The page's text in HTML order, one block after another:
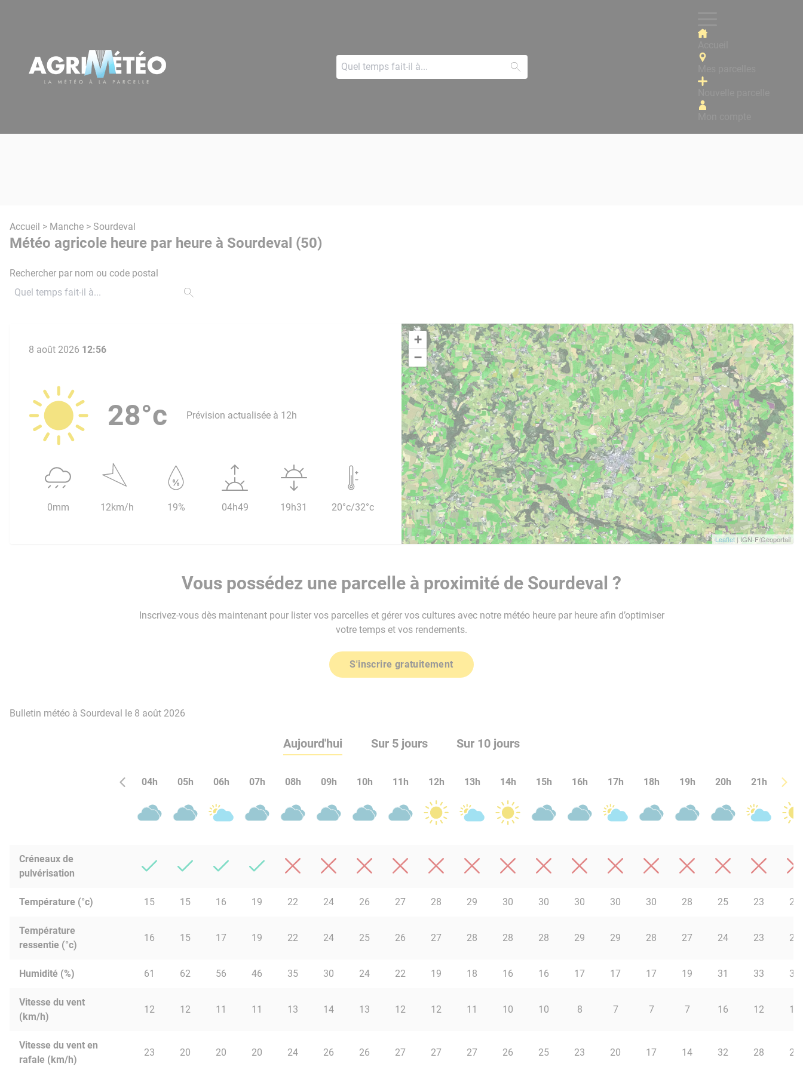
Accueil > Manche > Sourdeval
Météo agricole heure par heure à Sourdeval (50)
Rechercher par nom ou code postal
+
−
Leaflet | IGN-F/Geoportail
8 août 2026 12:56
28°c Prévision actualisée à 12h
0mm 12km/h 19% 04h49 19h31 20°c/32°c
Vous possédez une parcelle à proximité de Sourdeval ?
Inscrivez-vous dès maintenant pour lister vos parcelles et gérer vos cultures avec notre météo heure par heure afin d’optimiser
votre temps et vos rendements.
S'inscrire gratuitement
Bulletin météo à Sourdeval le 8 août 2026
Aujourd'hui Sur 5 jours Sur 10 jours
04h 05h 06h 07h 08h 09h 10h 11h 12h 13h 14h 15h 16h 17h 18h 19h 20h 21h 22h
Créneaux de
pulvérisation
Température (°c) 15 15 16 19 22 24 26 27 28 29 30 30 30 30 30 28 25 23 22
Température
ressentie (°c)
16 15 17 19 22 24 25 26 27 28 28 28 29 29 28 27 24 23 22
Humidité (%) 61 62 56 46 35 30 24 22 19 18 16 16 17 17 17 19 31 33 35
Vitesse du vent
(km/h)
12 12 11 11 13 14 13 12 12 11 10 10 8 7 7 7 16 12 11
Vitesse du vent en
rafale (km/h)
23 20 20 20 24 26 26 27 27 27 26 25 23 20 17 14 32 28 20